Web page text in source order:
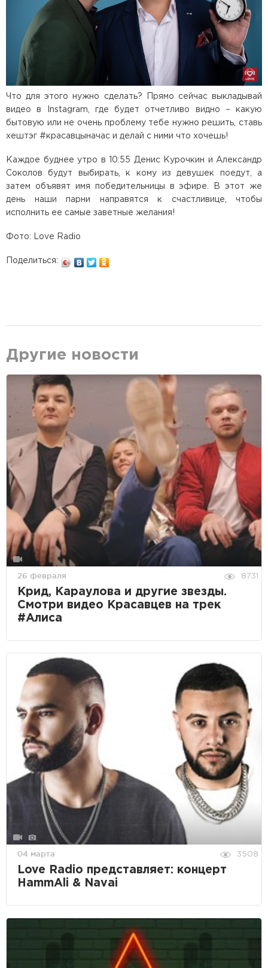
Что для этого нужно сделать? Прямо сейчас выкладывай
видео в Instagram, где будет отчетливо видно – какую
бытовую или не очень проблему тебе нужно решить, ставь
хештэг #красавцыначас и делай с ними что хочешь!
Каждое буднее утро в 10:55 Денис Курочкин и Александр
Соколов будут выбирать, к кому из девушек поедут, а
затем объявят имя победительницы в эфире. В этот же
день наши парни направятся к счастливице, чтобы
исполнить ее самые заветные желания!
Фото: Love Radio
Поделиться:
Другие новости
26 февраля 8731
Крид, Караулова и другие звезды.
Смотри видео Красавцев на трек
#Алиса
04 марта 3508
Love Radio представляет: концерт
HammAli & Navai